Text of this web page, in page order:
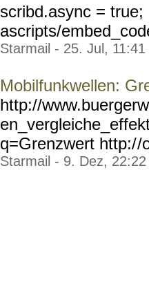
scribd.async =
ascripts/
Starmail - 25. Jul, 11:41
Mobilfunkwellen:
http://
q=Grenzwert http://
Starmail - 9. Dez, 22:22